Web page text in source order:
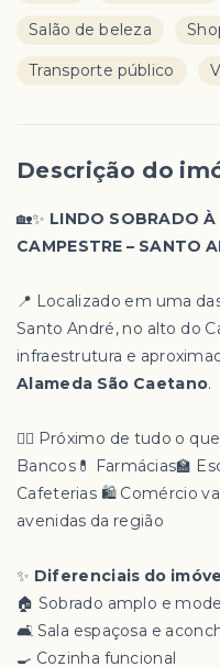
Salão de beleza
Transporte público
Descrição do
🏡✨ LINDO SOBRADO À
CAMPESTRE – SANTO
📍 Localizado em uma
Santo André, no alto do
infraestrutura e
Alameda São Caetano.
🚶‍♂️ Próximo de tudo o
Bancos💊 Farmácias🏫
Cafeterias 🛍️ Comércio
avenidas da região
✨ Diferenciais do
🏠 Sobrado amplo e
🛋️ Sala espaçosa e
🍳 Cozinha funcional